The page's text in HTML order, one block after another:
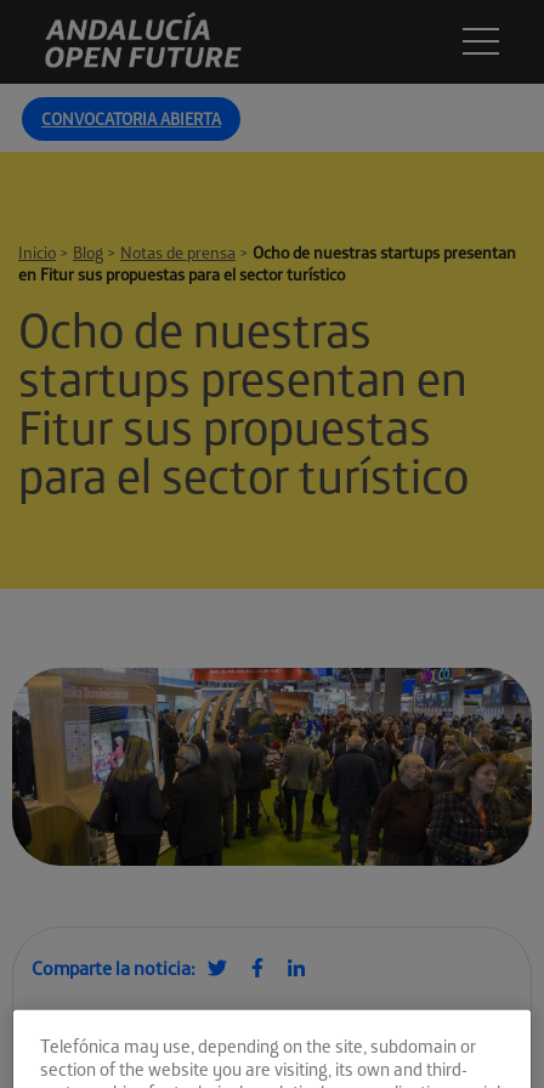
content
Andalucía
Open
Future
CONVOCATORIA ABIERTA
Inicio > Blog > Notas de prensa > Ocho de nuestras startups presentan
en Fitur sus propuestas para el sector turístico
Ocho de nuestras
startups presentan en
Fitur sus propuestas
para el sector turístico
Comparte la noticia:
Ocho de nuestras startups
presentan en Fitur sus
Telefónica may use, depending on the site, subdomain or
section of the website you are visiting, its own and third-